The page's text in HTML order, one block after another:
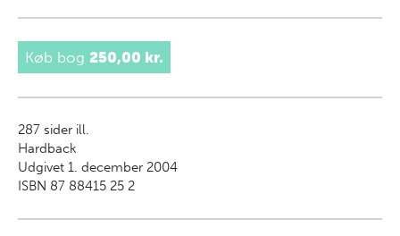
Køb bog 250,00 kr.
287 sider ill.
Hardback
Udgivet 1. december 2004
ISBN 87 88415 25 2